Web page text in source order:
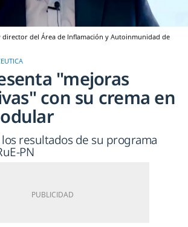
director del Área de Inflamación y Autoinmunidad de
"mejoras
con su crema en
resultados de su programa
PN